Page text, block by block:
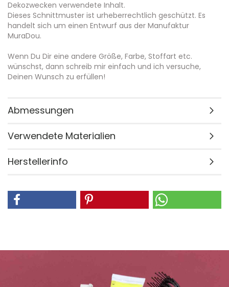
Dekozwecken verwendete Inhalt.
Dieses Schnittmuster ist urheberrechtlich geschützt. Es
handelt sich um einen Entwurf aus der Manufaktur
MuraDou.
Wenn Du Dir eine andere Größe, Farbe, Stoffart etc.
wünschst, dann schreib mir einfach und ich versuche,
Deinen Wunsch zu erfüllen!
Abmessungen
Verwendete Materialien
Herstellerinfo